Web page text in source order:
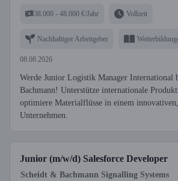
38.000 - 48.000 €/Jahr Vollzeit
Nachhaltiger Arbeitgeber
08.08.2026
Werde Junior Logistik Manager International
Bachmann! Unterstütze internationale
optimiere Materialflüsse in einem
Unternehmen.
Junior (m/w/d) Salesforce Developer
Scheidt & Bachmann Signalling Systems